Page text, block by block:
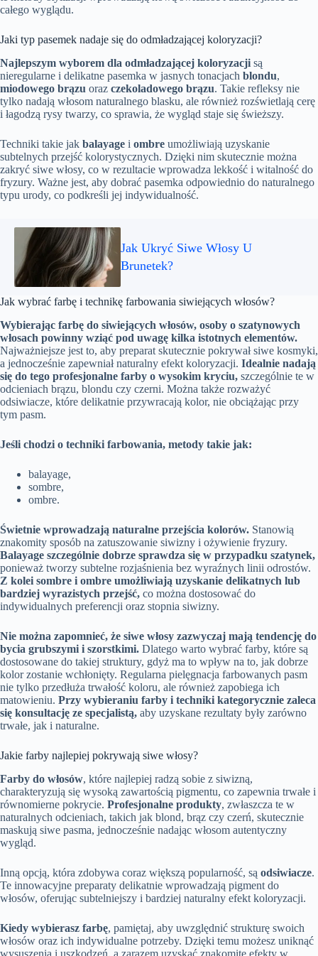
całego wyglądu.
Jaki typ pasemek nadaje się do odmładzającej koloryzacji?
Najlepszym wyborem dla odmładzającej koloryzacji są
nieregularne i delikatne pasemka w jasnych tonacjach blondu,
miodowego brązu oraz czekoladowego brązu. Takie refleksy nie
tylko nadają włosom naturalnego blasku, ale również rozświetlają cerę
i łagodzą rysy twarzy, co sprawia, że wygląd staje się świeższy.
Techniki takie jak balayage i ombre umożliwiają uzyskanie
subtelnych przejść kolorystycznych. Dzięki nim skutecznie można
zakryć siwe włosy, co w rezultacie wprowadza lekkość i witalność do
fryzury. Ważne jest, aby dobrać pasemka odpowiednio do naturalnego
typu urody, co podkreśli jej indywidualność.
Jak Ukryć Siwe Włosy U
Brunetek?
Jak wybrać farbę i technikę farbowania siwiejących włosów?
Wybierając farbę do siwiejących włosów, osoby o szatynowych
włosach powinny wziąć pod uwagę kilka istotnych elementów.
Najważniejsze jest to, aby preparat skutecznie pokrywał siwe kosmyki,
a jednocześnie zapewniał naturalny efekt koloryzacji. Idealnie nadają
się do tego profesjonalne farby o wysokim kryciu, szczególnie te w
odcieniach brązu, blondu czy czerni. Można także rozważyć
odsiwiacze, które delikatnie przywracają kolor, nie obciążając przy
tym pasm.
Jeśli chodzi o techniki farbowania, metody takie jak:
balayage,
sombre,
ombre.
Świetnie wprowadzają naturalne przejścia kolorów. Stanowią
znakomity sposób na zatuszowanie siwizny i ożywienie fryzury.
Balayage szczególnie dobrze sprawdza się w przypadku szatynek,
ponieważ tworzy subtelne rozjaśnienia bez wyraźnych linii odrostów.
Z kolei sombre i ombre umożliwiają uzyskanie delikatnych lub
bardziej wyrazistych przejść, co można dostosować do
indywidualnych preferencji oraz stopnia siwizny.
Nie można zapomnieć, że siwe włosy zazwyczaj mają tendencję do
bycia grubszymi i szorstkimi. Dlatego warto wybrać farby, które są
dostosowane do takiej struktury, gdyż ma to wpływ na to, jak dobrze
kolor zostanie wchłonięty. Regularna pielęgnacja farbowanych pasm
nie tylko przedłuża trwałość koloru, ale również zapobiega ich
matowieniu. Przy wybieraniu farby i techniki kategorycznie zaleca
się konsultację ze specjalistą, aby uzyskane rezultaty były zarówno
trwałe, jak i naturalne.
Jakie farby najlepiej pokrywają siwe włosy?
Farby do włosów, które najlepiej radzą sobie z siwizną,
charakteryzują się wysoką zawartością pigmentu, co zapewnia trwałe i
równomierne pokrycie. Profesjonalne produkty, zwłaszcza te w
naturalnych odcieniach, takich jak blond, brąz czy czerń, skutecznie
maskują siwe pasma, jednocześnie nadając włosom autentyczny
wygląd.
Inną opcją, która zdobywa coraz większą popularność, są odsiwiacze.
Te innowacyjne preparaty delikatnie wprowadzają pigment do
włosów, oferując subtelniejszy i bardziej naturalny efekt koloryzacji.
Kiedy wybierasz farbę, pamiętaj, aby uwzględnić strukturę swoich
włosów oraz ich indywidualne potrzeby. Dzięki temu możesz uniknąć
wysuszenia i uszkodzeń, a zarazem uzyskać znakomite efekty w